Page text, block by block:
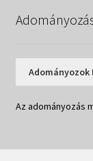
Adományozok
Az adományozás